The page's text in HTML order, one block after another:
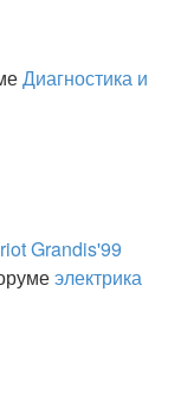
Диагностика и
Grandis'99
электрика